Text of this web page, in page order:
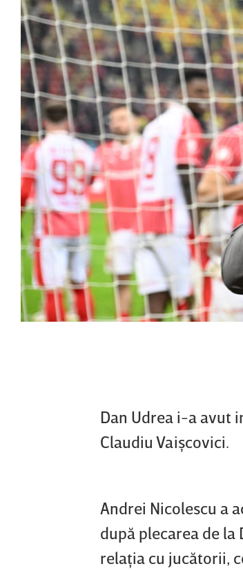
Dan Udrea i-a avut
Claudiu Vaişcovici.
Andrei Nicolescu a
după plecarea de
relaţia cu jucătorii,